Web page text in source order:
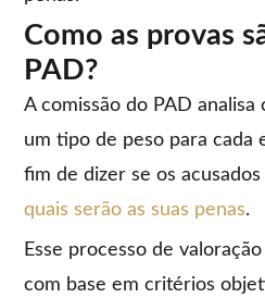
Como as provas
PAD?
A comissão do PAD
um tipo de peso para cada
fim de dizer se os
quais serão as suas penas.
Esse processo de
com base em critérios